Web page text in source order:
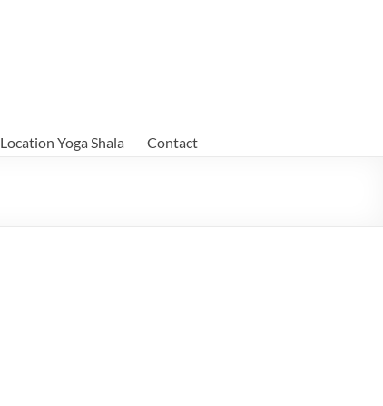
Location Yoga Shala Contact